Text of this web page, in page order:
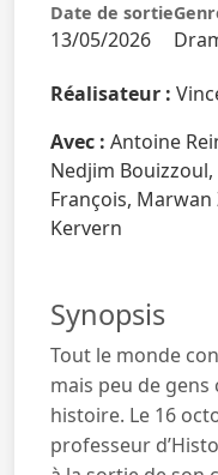
Date de sortie
13/05/2026
Réalisateur :
Avec : Antoine
Nedjim
François,
Kervern
Synopsis
Tout le monde
mais peu de
histoire. Le 16
professeur